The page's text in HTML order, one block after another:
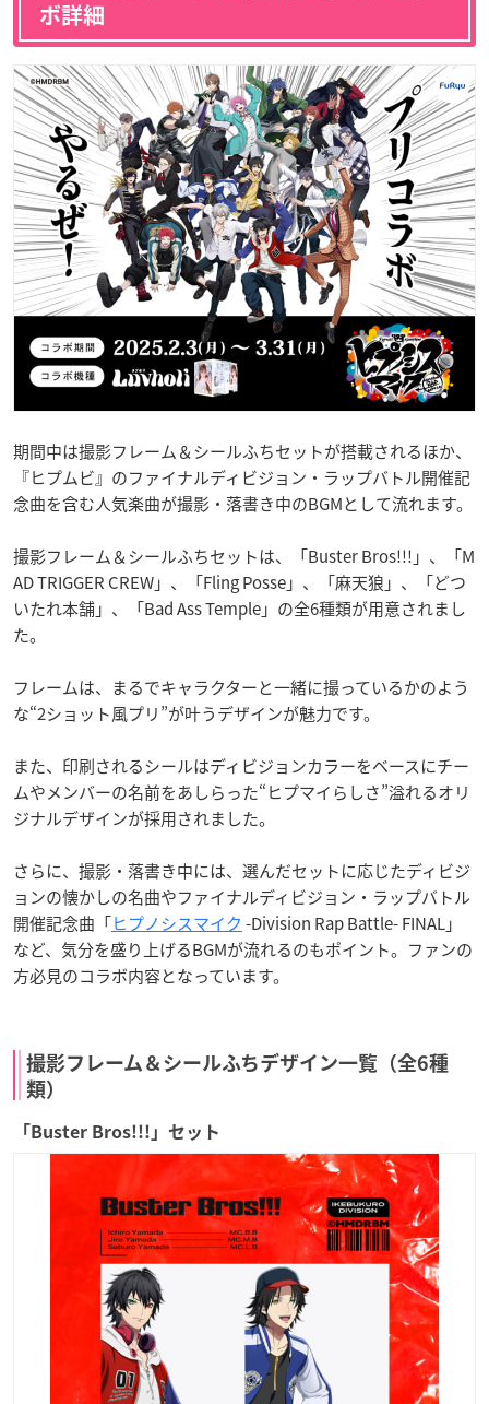
ボ詳細
期間中は撮影フレーム＆シールふちセットが搭載されるほか、
『ヒプムビ』のファイナルディビジョン・ラップバトル開催記
念曲を含む人気楽曲が撮影・落書き中のBGMとして流れます。
撮影フレーム＆シールふちセットは、「Buster Bros!!!」、「M
AD TRIGGER CREW」、「Fling Posse」、「麻天狼」、「どつ
いたれ本舗」、「Bad Ass Temple」の全6種類が用意されまし
た。
フレームは、まるでキャラクターと一緒に撮っているかのよう
な“2ショット風プリ”が叶うデザインが魅力です。
また、印刷されるシールはディビジョンカラーをベースにチー
ムやメンバーの名前をあしらった“ヒプマイらしさ”溢れるオリ
ジナルデザインが採用されました。
さらに、撮影・落書き中には、選んだセットに応じたディビジ
ョンの懐かしの名曲やファイナルディビジョン・ラップバトル
開催記念曲「ヒプノシスマイク -Division Rap Battle- FINAL」
など、気分を盛り上げるBGMが流れるのもポイント。ファンの
方必見のコラボ内容となっています。
撮影フレーム＆シールふちデザイン一覧（全6種
類）
「Buster Bros!!!」セット